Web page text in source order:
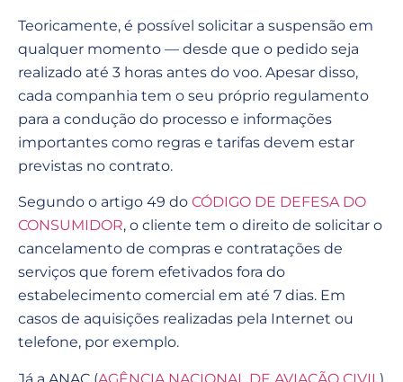
Teoricamente, é possível solicitar a suspensão em
qualquer momento — desde que o pedido seja
realizado até 3 horas antes do voo. Apesar disso,
cada companhia tem o seu próprio regulamento
para a condução do processo e informações
importantes como regras e tarifas devem estar
previstas no contrato.
Segundo o artigo 49 do CÓDIGO DE DEFESA DO
CONSUMIDOR, o cliente tem o direito de solicitar o
cancelamento de compras e contratações de
serviços que forem efetivados fora do
estabelecimento comercial em até 7 dias. Em
casos de aquisições realizadas pela Internet ou
telefone, por exemplo.
Já a ANAC (AGÊNCIA NACIONAL DE AVIAÇÃO CIVIL )